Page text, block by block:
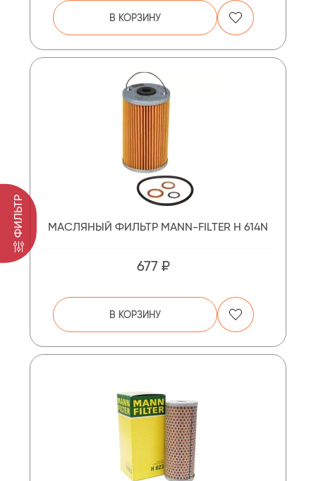
ФИЛЬТР
В КОРЗИНУ
МАСЛЯНЫЙ ФИЛЬТР MANN-FILTER H 614N
677 ₽
В КОРЗИНУ